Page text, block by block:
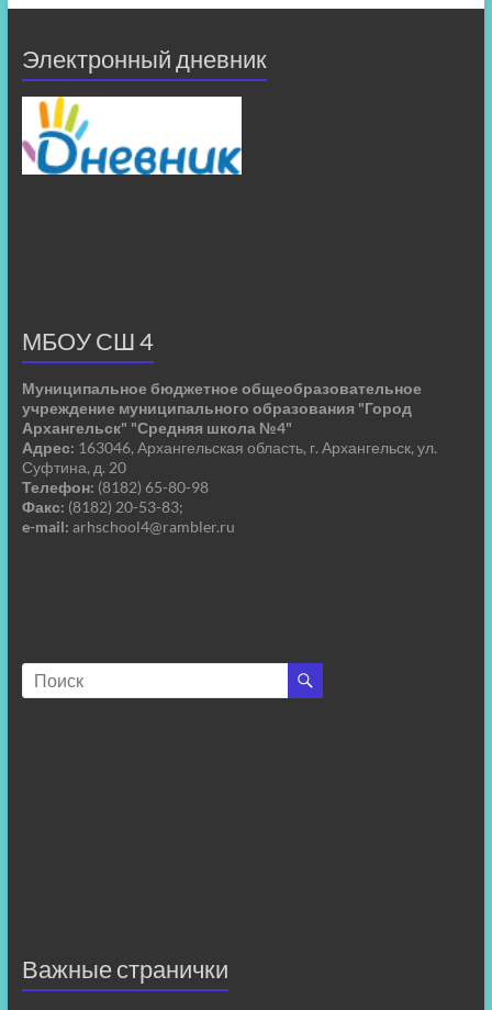
Электронный дневник
МБОУ СШ 4
Муниципальное бюджетное общеобразовательное
учреждение муниципального образования "Город
Архангельск" "Средняя школа №4"
Адрес: 163046, Архангельская область, г. Архангельск, ул.
Суфтина, д. 20
Телефон: (8182) 65-80-98
Факс: (8182) 20-53-83;
e-mail: arhschool4@rambler.ru
Важные странички